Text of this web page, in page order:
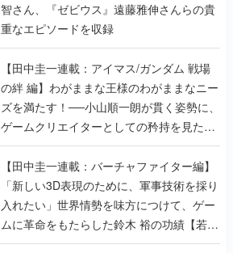
智さん、『ゼビウス』遠藤雅伸さんらの貴
重なエピソードを収録
【田中圭一連載：アイマス/ガンダム 戦場
の絆 編】わがままな王様のわがままなニー
ズを満たす！──小山順一朗が貫く姿勢に、
ゲームクリエイターとしての矜持を見た
【若ゲのいたり最終回】
【田中圭一連載：バーチャファイター編】
「新しい3D表現のために、軍事技術を採り
入れたい」世界情勢を味方につけて、ゲー
ムに革命をもたらした鈴木 裕の功績【若ゲ
のいたり】